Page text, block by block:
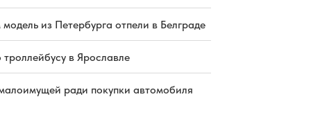
из Петербурга отпели в Белграде
троллейбусу в Ярославле
ради покупки автомобиля